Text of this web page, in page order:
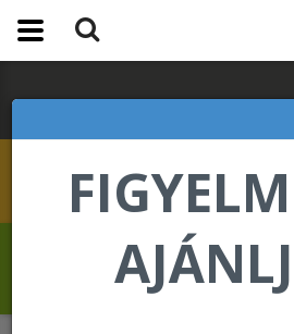
Revelat Jean
Forever Living